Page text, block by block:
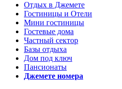
Отдых в Джемете
Гостиницы и Отели
Мини гостиницы
Гостевые дома
Частный сектор
Базы отдыха
Дом под ключ
Пансионаты
Джемете номера